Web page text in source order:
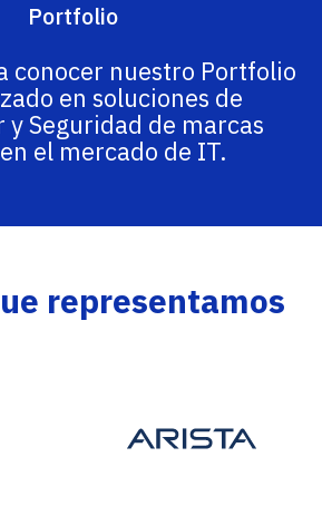
Portfolio
conocer nuestro Portfolio
en soluciones de
y Seguridad de marcas
el mercado de IT.
representamos